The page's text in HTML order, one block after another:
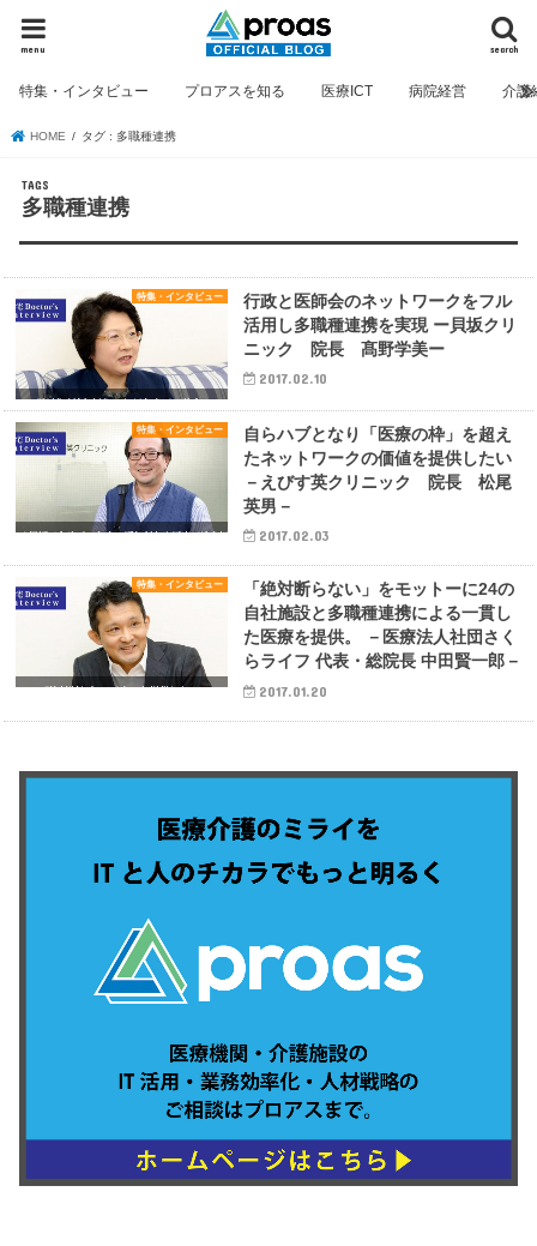
search
menu
特集・インタビュー プロアスを知る 医療ICT 病院経営 介護
HOME タグ : 多職種連携
多職種連携
特集・インタビュー
行政と医師会のネットワークをフル
活用し多職種連携を実現 ー貝坂クリ
ニック 院長 髙野学美ー
2017.02.10
特集・インタビュー
自らハブとなり「医療の枠」を超え
たネットワークの価値を提供したい
－えびす英クリニック 院長 松尾
英男－
2017.02.03
特集・インタビュー
「絶対断らない」をモットーに24の
自社施設と多職種連携による一貫し
た医療を提供。 －医療法人社団さく
らライフ 代表・総院長 中田賢一郎－
2017.01.20